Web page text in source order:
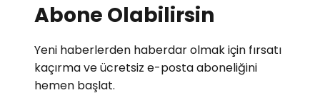
Abone Olabilirsin
Yeni haberlerden haberdar olmak için fırsatı
kaçırma ve ücretsiz e-posta aboneliğini
hemen başlat.